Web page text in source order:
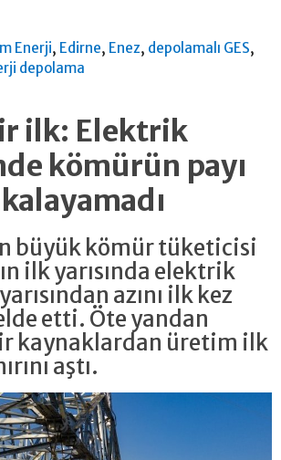
Enerji, Edirne, Enez, depolamalı GES,
depolama
ilk: Elektrik
kömürün payı
büyük kömür tüketicisi
ilk yarısında elektrik
azını ilk kez
etti. Öte yandan
kaynaklardan üretim ilk
aştı.